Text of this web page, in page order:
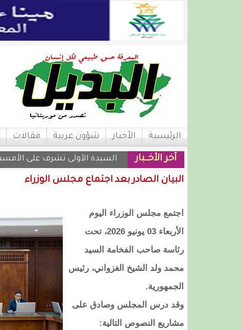
الرئيسية الأخبار شؤون عربية مقالات
آخر الأخــبار تساقطات مطري |
البيان الصادر بعد اجتماع مجلس الوزراء
اجتمع مجلس الوزراء اليوم
الأربعاء 03 يونيو 2026، تحت
رئاسة صاحب الفخامة السيد
محمد ولد الشيخ الغزواني، رئيس
الجمهورية.
وقد درس المجلس وصادق على
مشاريع النصوص التالية: